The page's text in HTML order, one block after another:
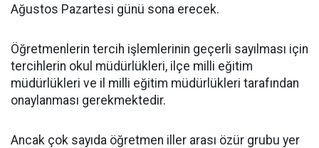
Ağustos Pazartesi günü sona erecek.
Öğretmenlerin tercih işlemlerinin geçerli sayılması için
tercihlerin okul müdürlükleri, ilçe milli eğitim
müdürlükleri ve il milli eğitim müdürlükleri tarafından
onaylanması gerekmektedir.
Ancak çok sayıda öğretmen iller arası özür grubu yer